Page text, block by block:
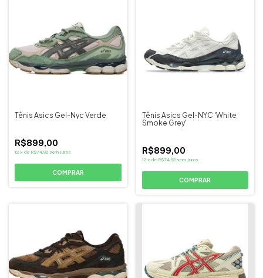
Tênis Asics Gel-Nyc Verde
R$899,00
12 x de R$74,92 sem juros
COMPRAR
Tênis Asics Gel-NYC 'White
Smoke Grey'
R$899,00
12 x de R$74,92 sem juros
COMPRAR